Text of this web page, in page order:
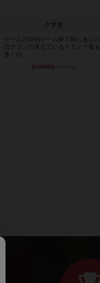
クマタ
ゲームの目的ゲーム終了時にあなた
のクランの見えているドミノで最も
多くの...
約15時間前